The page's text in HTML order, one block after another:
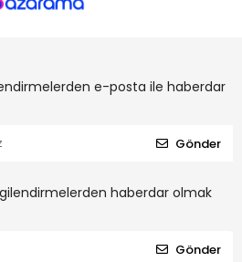
e-posta ile haberdar
Gönder
haberdar olmak
Gönder